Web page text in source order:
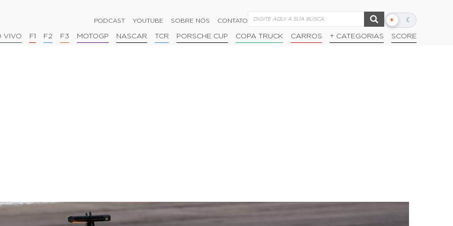
PODCAST YOUTUBE SOBRE NÓS CONTATO ☀ ☾
Alternar
escuro
VIVO F1 F2 F3 MOTOGP NASCAR TCR PORSCHE CUP COPA TRUCK CARROS + CATEGORIAS SCORE